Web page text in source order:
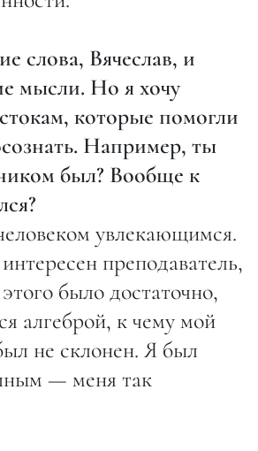
слова, Вячеслав, и
мысли. Но я хочу
которые помогли
Например, ты
был? Вообще к
увлекающимся.
преподаватель,
было достаточно,
алгеброй, к чему мой
не склонен. Я был
— меня так